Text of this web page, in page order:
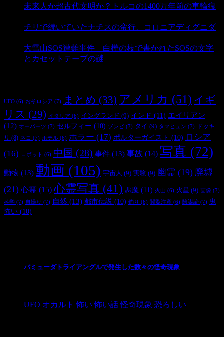
未来人か超古代文明か？トルコの1400万年前の車輪痕
チリで続いていたナチスの蛮行、コロニアディグニダ
大雪山SOS遭難事件 白樺の枝で書かれたSOSの文字
とカセットテープの謎
UFO (6) おそロシア (7) まとめ (33) アメリカ (51) イギ
リス (29) イタリア (6) イングランド (9) インド (11) エイリアン
(12) オーパーツ (7) セルフィー (10) ゾンビ (7) タイ (9) タマヒュン (7)
ドッキ
リ (8) ネコ (7) ホテル (6) ホラー (17) ポルターガイスト (10) ロシア
(16)
ロボット (6) 中国 (28) 事件 (13) 事故 (14) 写真 (72)
動物 (13) 動画 (105) 宇宙人 (9) 実験 (9) 幽霊 (19) 廃墟
(21) 心霊 (15) 心霊写真 (41) 悪魔 (11) 火山 (6) 火星 (9) 画像 (7)
科学 (7) 自撮り (7) 自然 (13) 都市伝説 (10) 釣り (6) 閲覧注意 (6) 陰謀論 (7) 鬼
怖い (10)
バミューダトライアングルで発生した数々の怪奇現象
UFO オカルト 怖い 怖い話 怪奇現象 恐ろしい